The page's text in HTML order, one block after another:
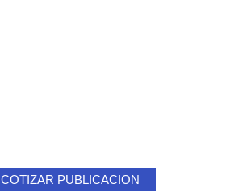
COTIZAR PUBLICACION